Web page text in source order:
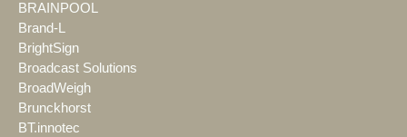
BRAINPOOL
Brand-L
BrightSign
Broadcast Solutions
BroadWeigh
Brunckhorst
BT.innotec